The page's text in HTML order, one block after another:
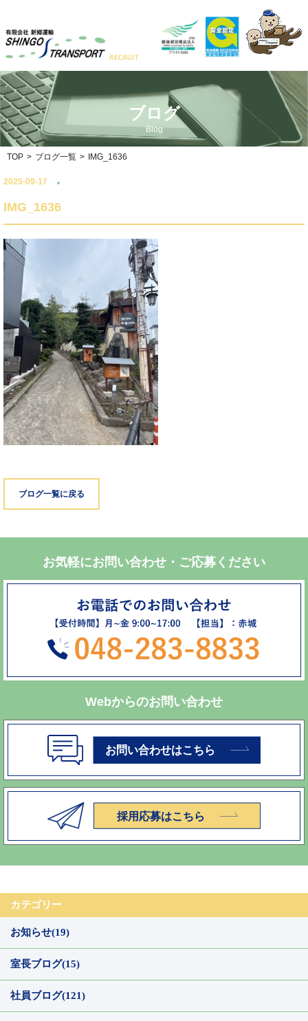
ブログ
Blog
TOP > ブログ一覧 > IMG_1636
2025-09-17
IMG_1636
ブログ一覧に戻る
お気軽にお問い合わせ・ご応募ください
Webからのお問い合わせ
カテゴリー
お知らせ(19)
室長ブログ(15)
社員ブログ(121)